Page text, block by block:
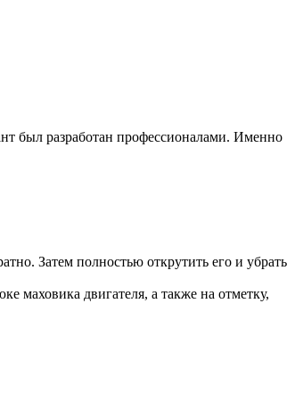
был разработан профессионалами. Именно
Затем полностью открутить его и убрать
маховика двигателя, а также на отметку,